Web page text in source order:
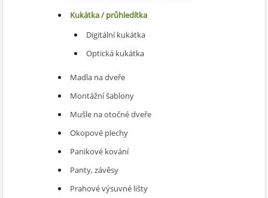
Kukátka / průhledítka
Digitální kukátka
Optická kukátka
Madla na dveře
Montážní šablony
Mušle na otočné dveře
Okopové plechy
Panikové kování
Panty, závěsy
Prahové výsuvné lišty